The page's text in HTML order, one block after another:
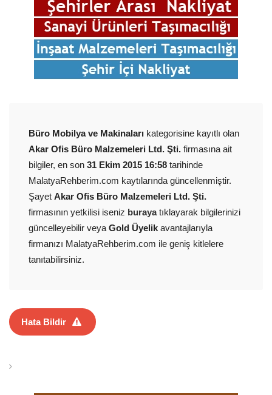
Büro Mobilya ve Makinaları kategorisine kayıtlı olan
Akar Ofis Büro Malzemeleri Ltd. Şti. firmasına ait
bilgiler, en son 31 Ekim 2015 16:58 tarihinde
MalatyaRehberim.com kaytılarında güncellenmiştir.
Şayet Akar Ofis Büro Malzemeleri Ltd. Şti.
firmasının yetkilisi iseniz burayatıklayarak bilgilerinizi
güncelleyebilir veya Gold Üyelik avantajlarıyla
firmanızı MalatyaRehberim.com ile geniş kitlelere
tanıtabilirsiniz.
Hata Bildir